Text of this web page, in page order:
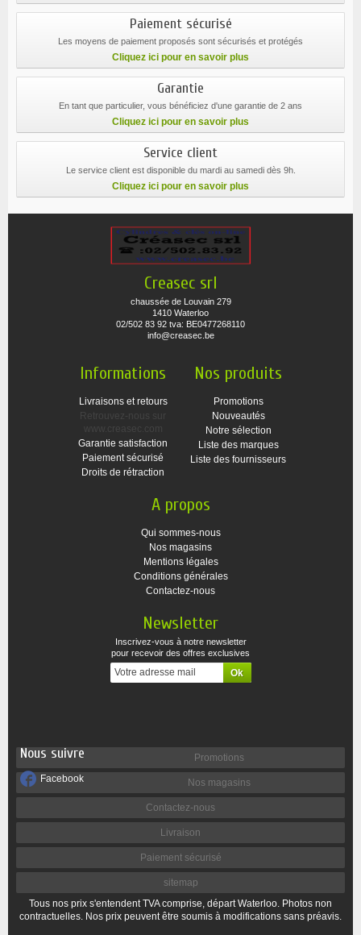
Paiement sécurisé
Les moyens de paiement proposés sont sécurisés et protégés
Cliquez ici pour en savoir plus
Garantie
En tant que particulier, vous bénéficiez d'une garantie de 2 ans
Cliquez ici pour en savoir plus
Service client
Le service client est disponible du mardi au samedi dès 9h.
Cliquez ici pour en savoir plus
Creasec srl
chaussée de Louvain 279
1410 Waterloo
02/502 83 92 tva: BE0477268110
info@creasec.be
Informations
Livraisons et retours
Retrouvez-nous sur
www.creasec.com
Garantie satisfaction
Paiement sécurisé
Droits de rétraction
Nos produits
Promotions
Nouveautés
Notre sélection
Liste des marques
Liste des fournisseurs
A propos
Qui sommes-nous
Nos magasins
Mentions légales
Conditions générales
Contactez-nous
Newsletter
Inscrivez-vous à notre newsletter
pour recevoir des offres exclusives
Nous suivre
Facebook
Promotions
Nos magasins
Contactez-nous
Livraison
Paiement sécurisé
sitemap
Tous nos prix s'entendent TVA comprise, départ Waterloo. Photos non
contractuelles. Nos prix peuvent être soumis à modifications sans préavis.